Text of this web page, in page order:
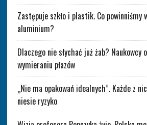
Zastępuje szkło i plastik. Co powinniśmy
aluminium?
Dlaczego nie słychać już żab? Naukowcy
wymieraniu płazów
„Nie ma opakowań idealnych”. Każde z
niesie ryzyko